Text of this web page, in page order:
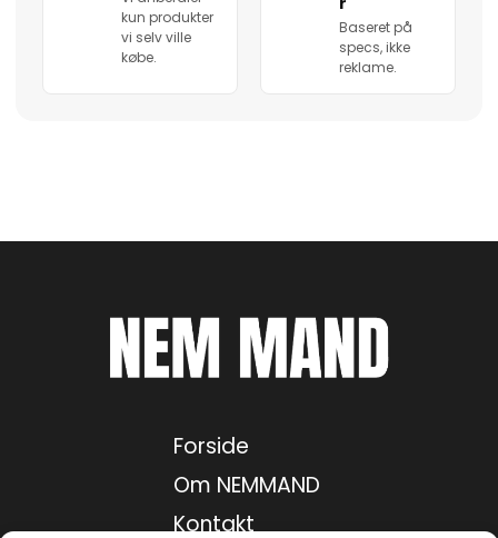
kun produkter
vi selv ville
købe.
Baseret på
specs, ikke
reklame.
Forside
Om NEMMAND
Kontakt